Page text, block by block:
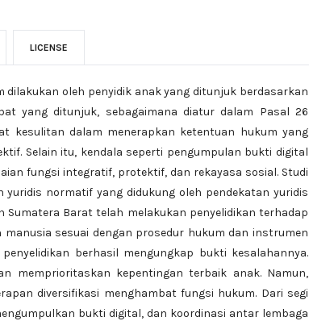
LICENSE
oleh penyidik anak yang ditunjuk berdasarkan
yang ditunjuk, sebagaimana diatur dalam Pasal 26
kesulitan dalam menerapkan ketentuan hukum yang
Selain itu, kendala seperti pengumpulan bukti digital
fungsi integratif, protektif, dan rekayasa sosial. Studi
normatif yang didukung oleh pendekatan yuridis
Sumatera Barat telah melakukan penyelidikan terhadap
sesuai dengan prosedur hukum dan instrumen
berhasil mengungkap bukti kesalahannya.
memprioritaskan kepentingan terbaik anak. Namun,
diversifikasi menghambat fungsi hukum. Dari segi
bukti digital, dan koordinasi antar lembaga